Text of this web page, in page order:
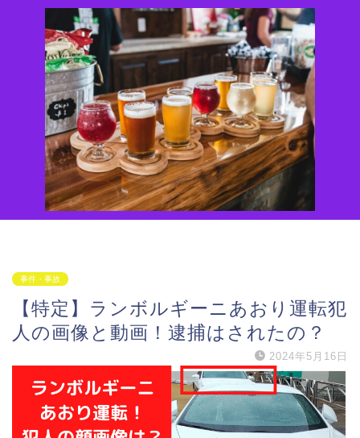
事件・事故
【特定】ランボルギーニあおり運転犯
人の画像と動画！逮捕はされたの？
2024年5月16日